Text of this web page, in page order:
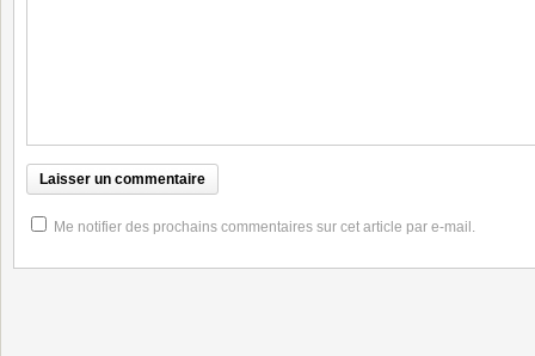
Me notifier des prochains commentaires sur cet article par e-mail.